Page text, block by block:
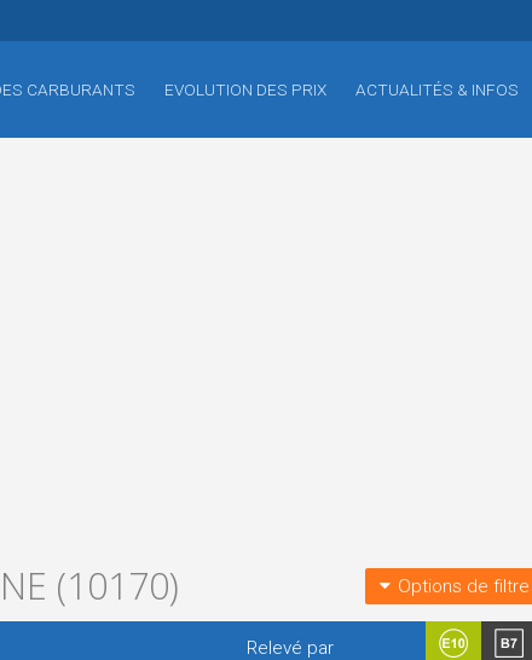
CARBURANTS EVOLUTION DES PRIX ACTUALITÉS & INFOS
(10170) Options de filtre
Relevé par